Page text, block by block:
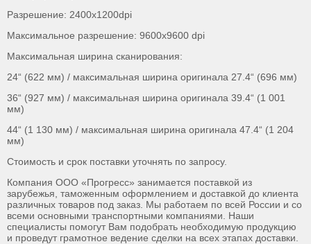
Разрешение: 2400х1200dpi
Максимальное разрешение: 9600х9600 dpi
Максимальная ширина сканирования:
24“ (622 мм) / максимальная ширина оригинала 27.4“ (696 мм)
36“ (927 мм) / максимальная ширина оригинала 39.4“ (1 001
мм)
44“ (1 130 мм) / максимальная ширина оригинала 47.4“ (1 204
мм)
Стоимость и срок поставки уточнять по запросу.
Компания ООО «Прогресс» занимается поставкой из
зарубежья, таможенным оформлением и доставкой до клиента
различных товаров под заказ. Мы работаем по всей России и со
всеми основными транспортными компаниями. Наши
специалисты помогут Вам подобрать необходимую продукцию
и проведут грамотное ведение сделки на всех этапах доставки.